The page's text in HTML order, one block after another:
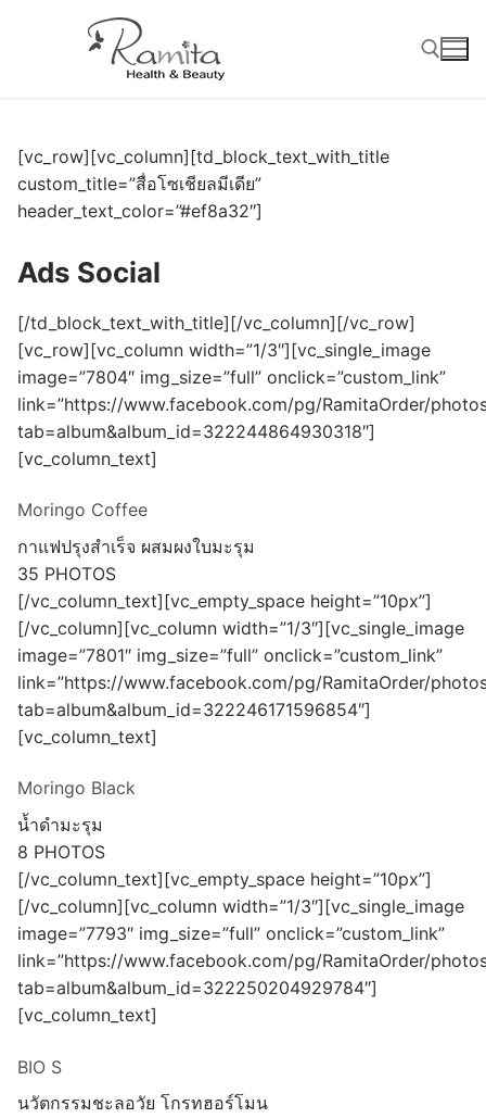
[vc_row][vc_column][td_block_text_with_title
custom_title=”สื่อโซเชียลมีเดีย”
header_text_color=”#ef8a32″]
Ads Social
[/td_block_text_with_title][/vc_column][/vc_row]
[vc_row][vc_column width=”1/3″][vc_single_image
image=”7804″ img_size=”full” onclick=”custom_link”
link=”https://www.facebook.com/pg/RamitaOrder/
tab=album&album_id=322244864930318″]
[vc_column_text]
Moringo Coffee
กาแฟปรุงสำเร็จ ผสมผงใบมะรุม
35 PHOTOS
[/vc_column_text][vc_empty_space height=”10px”]
[/vc_column][vc_column width=”1/3″][vc_single_image
image=”7801″ img_size=”full” onclick=”custom_link”
link=”https://www.facebook.com/pg/RamitaOrder/
tab=album&album_id=322246171596854″]
[vc_column_text]
Moringo Black
น้ำดำมะรุม
8 PHOTOS
[/vc_column_text][vc_empty_space height=”10px”]
[/vc_column][vc_column width=”1/3″][vc_single_image
image=”7793″ img_size=”full” onclick=”custom_link”
link=”https://www.facebook.com/pg/RamitaOrder/
tab=album&album_id=322250204929784″]
[vc_column_text]
BIO S
นวัตกรรมชะลอวัย โกรทฮอร์โมน